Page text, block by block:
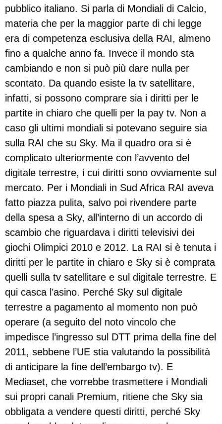
pubblico italiano. Si parla di Mondiali di Calcio,
materia che per la maggior parte di chi legge
era di competenza esclusiva della RAI, almeno
fino a qualche anno fa. Invece il mondo sta
cambiando e non si può più dare nulla per
scontato. Da quando esiste la tv satellitare,
infatti, si possono comprare sia i diritti per le
partite in chiaro che quelli per la pay tv. Non a
caso gli ultimi mondiali si potevano seguire sia
sulla RAI che su Sky. Ma il quadro ora si è
complicato ulteriormente con l’avvento del
digitale terrestre, i cui diritti sono ovviamente sul
mercato. Per i Mondiali in Sud Africa RAI aveva
fatto piazza pulita, salvo poi rivendere parte
della spesa a Sky, all’interno di un accordo di
scambio che riguardava i diritti televisivi dei
giochi Olimpici 2010 e 2012. La RAI si è tenuta i
diritti per le partite in chiaro e Sky si è comprata
quelli sulla tv satellitare e sul digitale terrestre. E
qui casca l’asino. Perché Sky sul digitale
terrestre a pagamento al momento non può
operare (a seguito del noto vincolo che
impedisce l’ingresso sul DTT prima della fine del
2011, sebbene l’UE stia valutando la possibilità
di anticipare la fine dell’embargo tv). E
Mediaset, che vorrebbe trasmettere i Mondiali
sui propri canali Premium, ritiene che Sky sia
obbligata a vendere questi diritti, perché Sky